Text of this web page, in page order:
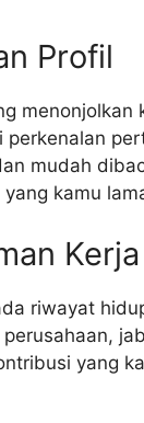
Profil
menonjolkan
mudah
kamu
Kerja
riwayat
yang